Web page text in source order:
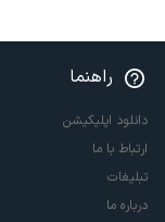
راهنما
دانلود اپلیکیشن
ارتباط با ما
تبلیغات
درباره ما